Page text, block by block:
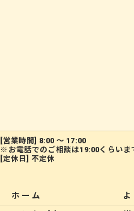
[営業時間] 8:00 ～ 17:00
※お電話でのご相談は19:00くらいま
[定休日] 不定休
ホーム